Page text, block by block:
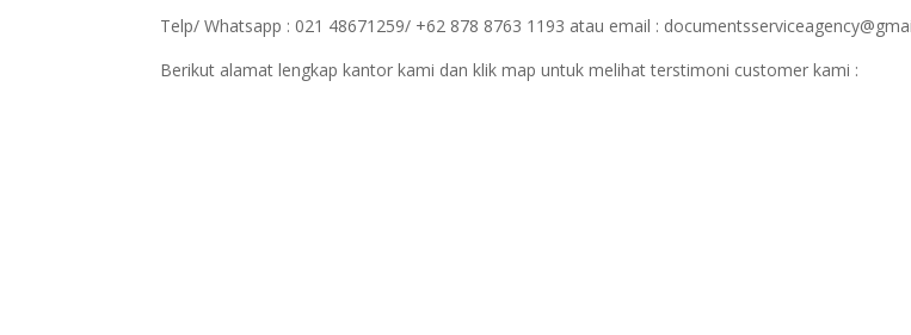
Telp/ Whatsapp : 021 48671259/ +62 878 8763 1193 atau email :
Berikut alamat lengkap kantor kami dan klik map untuk melihat terstimoni customer kami :